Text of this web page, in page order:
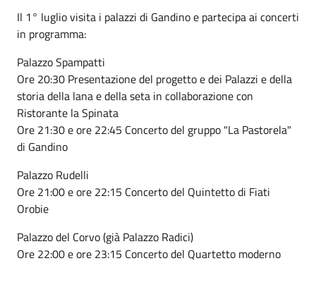
Il 1° luglio visita i palazzi di Gandino e partecipa ai concerti
in programma:
Palazzo Spampatti
Ore 20:30 Presentazione del progetto e dei Palazzi e della
storia della lana e della seta in collaborazione con
Ristorante la Spinata
Ore 21:30 e ore 22:45 Concerto del gruppo "La Pastorela"
di Gandino
Palazzo Rudelli
Ore 21:00 e ore 22:15 Concerto del Quintetto di Fiati
Orobie
Palazzo del Corvo (già Palazzo Radici)
Ore 22:00 e ore 23:15 Concerto del Quartetto moderno